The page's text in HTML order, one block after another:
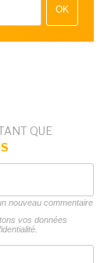
OK
QUE
nouveau commentaire
vos données